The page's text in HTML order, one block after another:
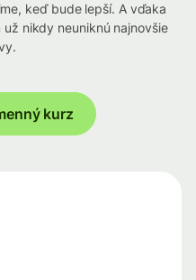
keď bude lepší. A vďaka
nikdy neuniknú najnovšie
kurz